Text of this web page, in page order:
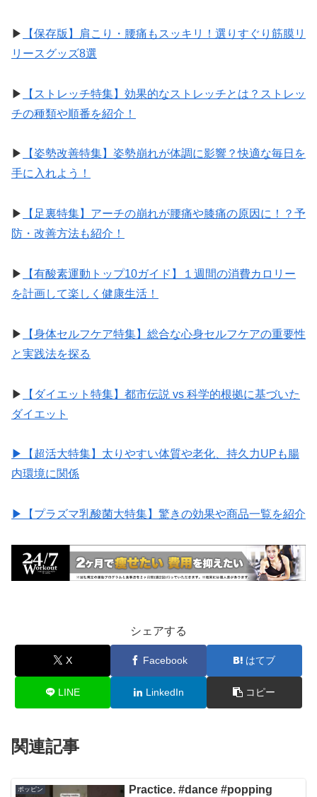
▶︎
【保存版】肩こり・腰痛もスッキリ！選りすぐり筋膜リ
リースグッズ8選
▶︎
【ストレッチ特集】効果的なストレッチとは？ストレッ
チの種類や順番を紹介！
▶︎
【姿勢改善特集】姿勢崩れが体調に影響？快適な毎日を
手に入れよう！
▶︎
【足裏特集】アーチの崩れが腰痛や膝痛の原因に！？予
防・改善方法も紹介！
▶︎
【有酸素運動トップ10ガイド】１週間の消費カロリー
を計画して楽しく健康生活！
▶︎
【身体セルフケア特集】総合な心身セルフケアの重要性
と実践法を探る
▶︎
【ダイエット特集】都市伝説 vs 科学的根拠に基づいた
ダイエット
▶︎【超活大特集】太りやすい体質や老化、持久力UPも腸
内環境に関係
▶︎【プラズマ乳酸菌大特集】驚きの効果や商品一覧を紹介
シェアする
X Facebook はてブ
LINE LinkedIn コピー
関連記事
ポッピン
Practice. #dance #popping